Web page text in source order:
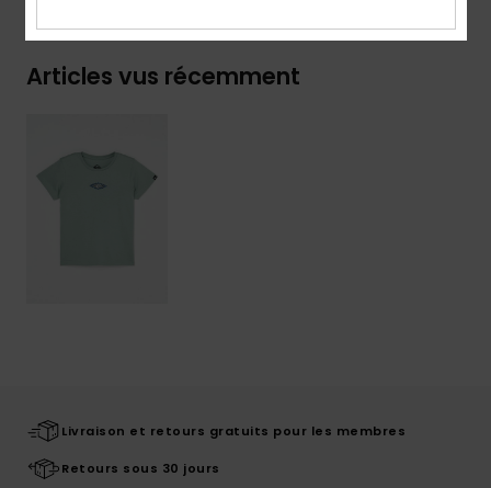
Articles vus récemment
Livraison et retours gratuits pour les membres
Retours sous 30 jours